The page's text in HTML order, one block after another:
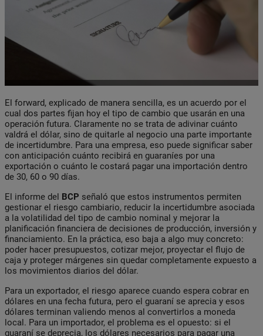
El forward, explicado de manera sencilla, es un acuerdo por el
cual dos partes fijan hoy el tipo de cambio que usarán en una
operación futura. Claramente no se trata de adivinar cuánto
valdrá el dólar, sino de quitarle al negocio una parte importante
de incertidumbre. Para una empresa, eso puede significar saber
con anticipación cuánto recibirá en guaraníes por una
exportación o cuánto le costará pagar una importación dentro
de 30, 60 o 90 días.
El informe del BCP señaló que estos instrumentos permiten
gestionar el riesgo cambiario, reducir la incertidumbre asociada
a la volatilidad del tipo de cambio nominal y mejorar la
planificación financiera de decisiones de producción, inversión y
financiamiento. En la práctica, eso baja a algo muy concreto:
poder hacer presupuestos, cotizar mejor, proyectar el flujo de
caja y proteger márgenes sin quedar completamente expuesto a
los movimientos diarios del dólar.
Para un exportador, el riesgo aparece cuando espera cobrar en
dólares en una fecha futura, pero el guaraní se aprecia y esos
dólares terminan valiendo menos al convertirlos a moneda
local. Para un importador, el problema es el opuesto: si el
guaraní se deprecia, los dólares necesarios para pagar una